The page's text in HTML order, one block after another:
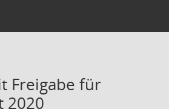
Freigabe für
2020